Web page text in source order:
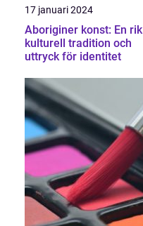
17 januari 2024
Aboriginer konst: En rik
kulturell tradition och
uttryck för identitet